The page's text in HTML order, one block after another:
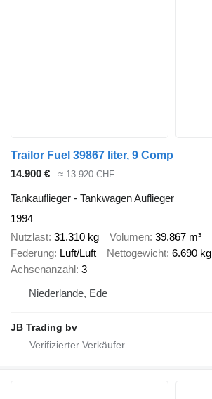
Trailor Fuel 39867 liter, 9 Comp
14.900 €
≈ 13.920 CHF
Tankauflieger - Tankwagen Auflieger
1994
Nutzlast 31.310 kg Volumen 39.867 m³
Federung Luft/Luft Nettogewicht 6.690 kg
Achsenanzahl 3
Niederlande, Ede
JB Trading bv